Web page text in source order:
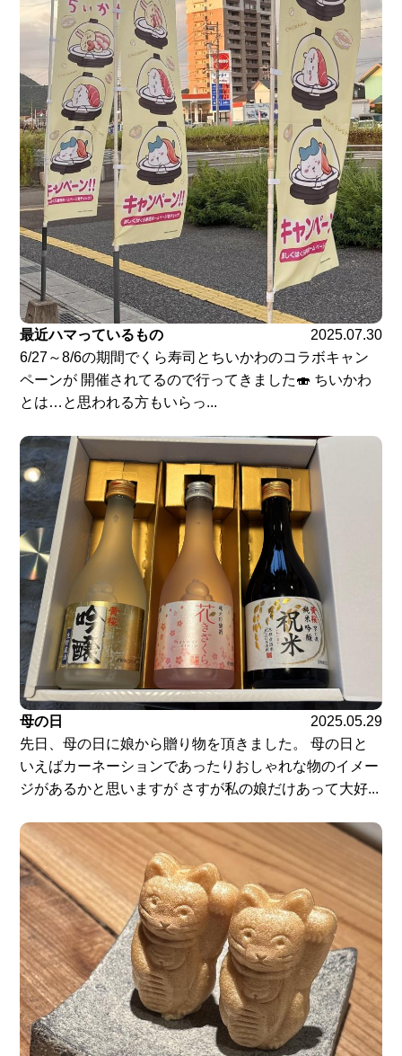
最近ハマっているもの
2025.07.30
6/27～8/6の期間でくら寿司とちいかわのコラボキャン
ペーンが 開催されてるので行ってきました🍣 ちいかわ
とは…と思われる方もいらっ...
母の日
2025.05.29
先日、母の日に娘から贈り物を頂きました。 母の日と
いえばカーネーションであったりおしゃれな物のイメー
ジがあるかと思いますが さすが私の娘だけあって大好...